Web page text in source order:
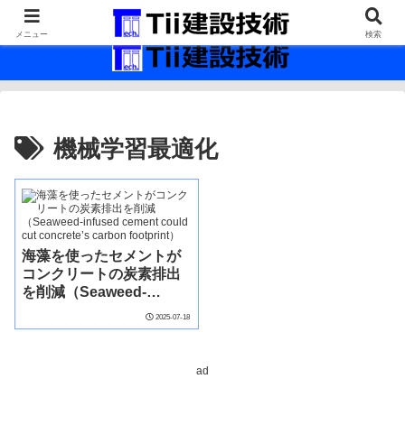
最新の建設技術の情報インフラ。
機械学習最適化
海藻を使ったセメントが
コンクリートの炭素排出
を削減（Seaweed-
infused cement could
cut concrete’s carbon
2025-07-18
ad
メニュー 検索